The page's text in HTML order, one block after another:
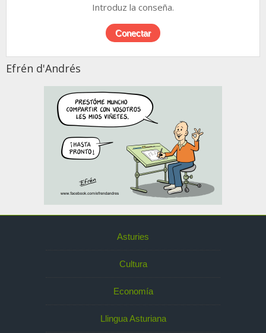
Introduz la conseña.
Efrén d'Andrés
Asturies
Cultura
Economía
Llingua Asturiana